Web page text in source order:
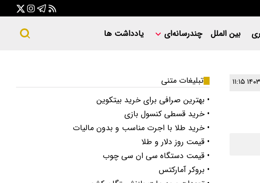
بین الملل چندرسانه‌ای یادداشت ها
۱۱:۱۵
تبلیغات متنی
• بهترین صرافی برای خرید بیتکوین
• خرید قسطی کنسول بازی
• خرید طلا با اجرت مناسب و بدون مالیات
• قیمت روز دلار و طلا
• قیمت دستگاه سی ان سی چوب
• بروکر آمارکتس